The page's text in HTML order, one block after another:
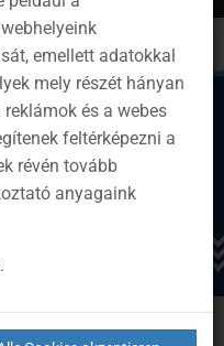
Newsletter
Toggle
cart
Toggle
navigation
Anmelden
emellett adatokkal
mely részét hányan
és a webes
feltérképezni a
révén tovább
anyagaink